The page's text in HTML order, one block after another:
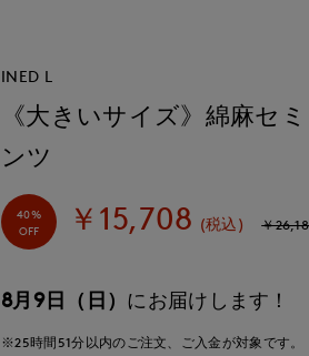
INED L
《大きいサイズ》綿麻セ
ンツ
40%
OFF
￥15,708 (税込) ￥
8月9日（日） にお届けします！
※25時間 51分以内のご注文、ご入金が対象です。